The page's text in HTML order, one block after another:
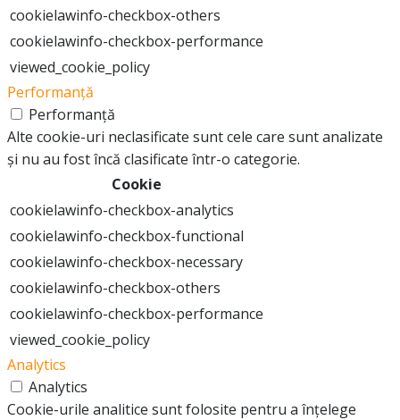
cookielawinfo-checkbox-others
cookielawinfo-checkbox-performance
viewed_cookie_policy
Performanță
Performanță
Alte cookie-uri neclasificate sunt cele care sunt analizate
și nu au fost încă clasificate într-o categorie.
Cookie
cookielawinfo-checkbox-analytics
cookielawinfo-checkbox-functional
cookielawinfo-checkbox-necessary
cookielawinfo-checkbox-others
cookielawinfo-checkbox-performance
viewed_cookie_policy
Analytics
Analytics
Cookie-urile analitice sunt folosite pentru a înțelege